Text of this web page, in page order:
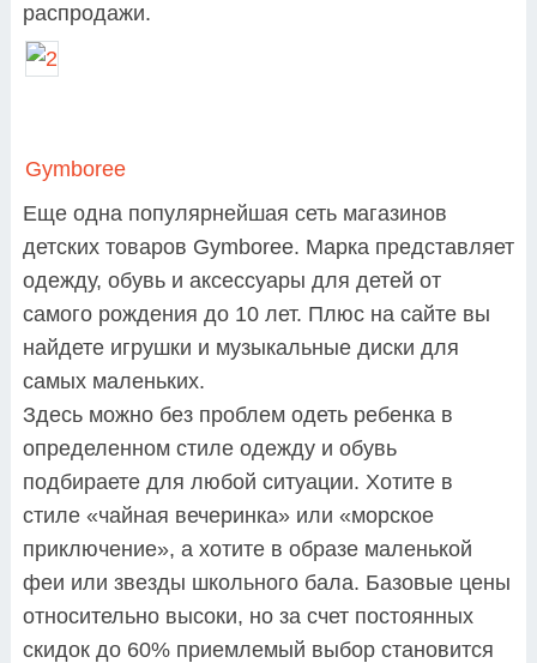
распродажи.
Gymboree
Еще одна популярнейшая сеть магазинов
детских товаров Gymboree. Марка представляет
одежду, обувь и аксессуары для детей от
самого рождения до 10 лет. Плюс на сайте вы
найдете игрушки и музыкальные диски для
самых маленьких.
Здесь можно без проблем одеть ребенка в
определенном стиле одежду и обувь
подбираете для любой ситуации. Хотите в
стиле «чайная вечеринка» или «морское
приключение», а хотите в образе маленькой
феи или звезды школьного бала. Базовые цены
относительно высоки, но за счет постоянных
скидок до 60% приемлемый выбор становится